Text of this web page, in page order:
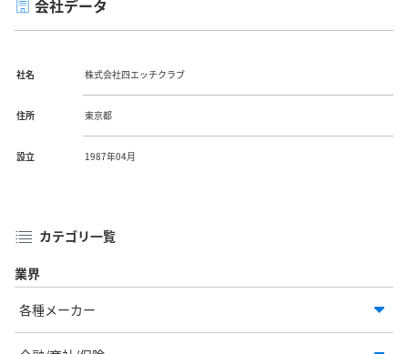
会社データ
社名 株式会社四エッチクラブ
住所 東京都
設立 1987年04月
カテゴリ一覧
業界
各種メーカー